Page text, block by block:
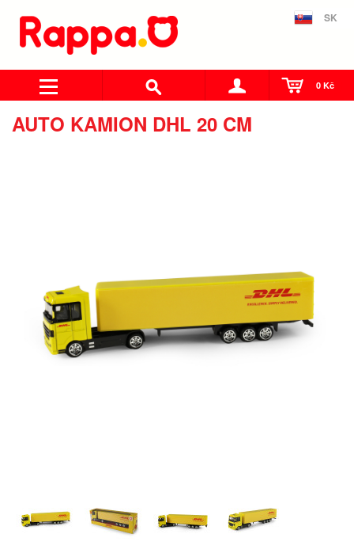
SK
0 Kč
AUTO KAMION DHL 20 CM